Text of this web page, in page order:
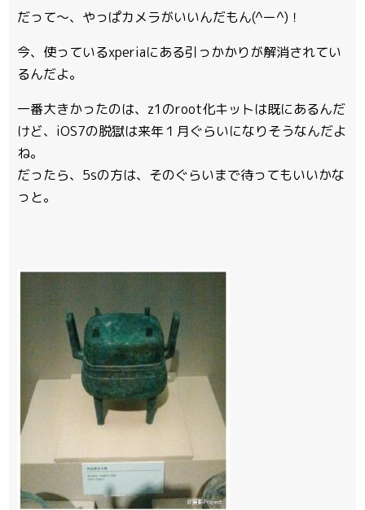
だって～、やっぱカメラがいいんだもん(^ー^)！
今、使っているxperiaにある引っかかりが解消されてい
るんだよ。
一番大きかったのは、z1のroot化キットは既にあるんだ
けど、iOS7の脱獄は来年１月ぐらいになりそうなんだよ
ね。
だったら、5sの方は、そのぐらいまで待ってもいいかな
っと。